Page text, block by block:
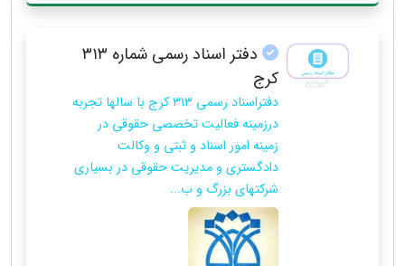
دفتر اسناد رسمی شماره ۳۱۳
کرج
دفتراسناد رسمی ۳۱۳ کرج با سالها تجربه
درزمینه فعالیت تخصصی حقوقی در
زمینه امور اسناد و ثبتی و وکالت
دادگستری و مدیریت حقوقی در بسیاری
شرکتهای بزرگ و ب...